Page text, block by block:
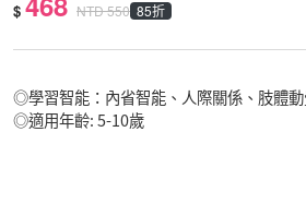
$ NTD550 85折
◎學習智能：內省智能、人際關係、肢體
◎適用年齡: 5-10歲